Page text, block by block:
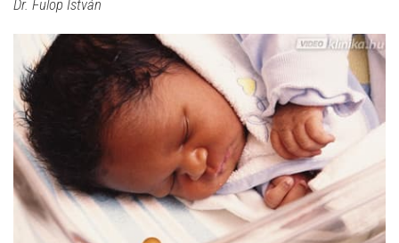
Dr. Fülöp István